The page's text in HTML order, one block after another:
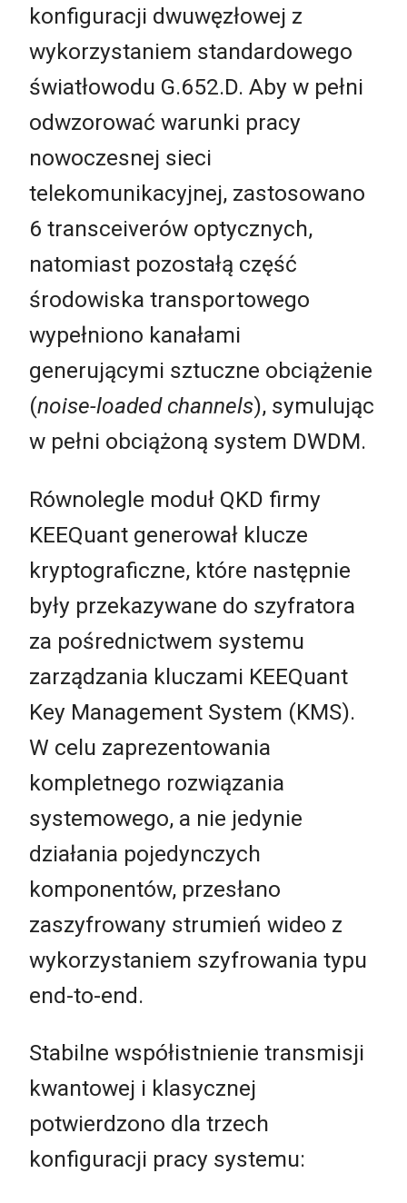
konfiguracji dwuwęzłowej z
wykorzystaniem standardowego
światłowodu G.652.D. Aby w pełni
odwzorować warunki pracy
nowoczesnej sieci
telekomunikacyjnej, zastosowano
6 transceiverów optycznych,
natomiast pozostałą część
środowiska transportowego
wypełniono kanałami
generującymi sztuczne obciążenie
(noise-loaded channels), symulując
w pełni obciążoną system DWDM.
Równolegle moduł QKD firmy
KEEQuant generował klucze
kryptograficzne, które następnie
były przekazywane do szyfratora
za pośrednictwem systemu
zarządzania kluczami KEEQuant
Key Management System (KMS).
W celu zaprezentowania
kompletnego rozwiązania
systemowego, a nie jedynie
działania pojedynczych
komponentów, przesłano
zaszyfrowany strumień wideo z
wykorzystaniem szyfrowania typu
end-to-end.
Stabilne współistnienie transmisji
kwantowej i klasycznej
potwierdzono dla trzech
konfiguracji pracy systemu: